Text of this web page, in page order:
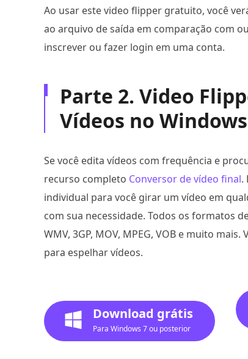
Ao usar este video flipper gratuito, você
ao arquivo de saída em comparação com
inscrever ou fazer login em uma conta.
Parte 2. Video
Vídeos no
Se você edita vídeos com frequência e
recurso completo Conversor de vídeo final.
individual para você girar um vídeo em
com sua necessidade. Todos os formatos
WMV, 3GP, MOV, MPEG, VOB e muito
para espelhar vídeos.
Download grátis
Para Windows 7 ou posterior